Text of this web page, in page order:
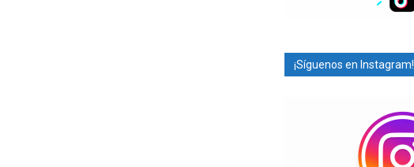
¡Síguenos en Instagram!